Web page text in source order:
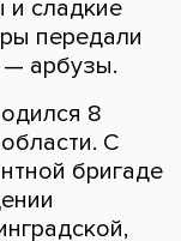
и сладкие
передали
арбузы.
8
С
бригаде